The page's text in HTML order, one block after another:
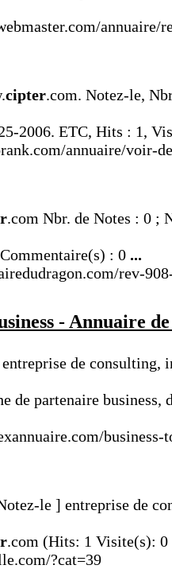
annuaire/
cipter.com. Notez-le,
2006. ETC, Hits : 1,
annuaire/voir-
.com Nbr. de Notes : 0 ;
: 0 ...
rev-
- Annuaire
entreprise de
de partenaire
business-
le ] entreprise de
.com (Hits: 1 Visite(s):
?cat=39